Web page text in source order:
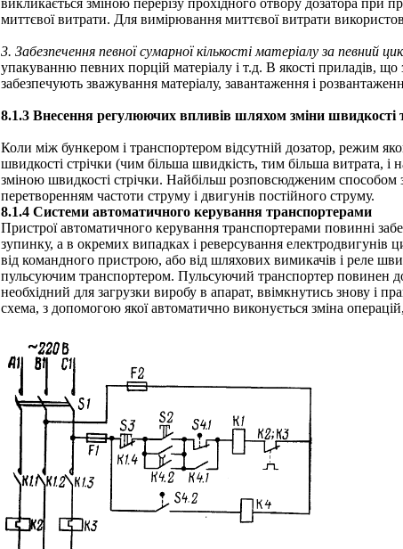
викликається зміною перерізу прохідного отвору дозатора при
миттєвої витрати. Для вимірювання миттєвої витрати
3. Забезпечення певної сумарної кількості матеріалу за певний
упакуванню певних порцій матеріалу і т.д. В якості приладів,
забезпечують зважування матеріалу, завантаження і
8.1.3 Внесення регулюючих впливів шляхом зміни швидкості
Коли між бункером і транспортером відсутній дозатор, режим
швидкості стрічки (чим більша швидкість, тим більша витрата,
зміною швидкості стрічки. Найбільш розповсюдженим способом
перетворенням частоти струму і двигунів постійного струму.
8.1.4 Системи автоматичного керування транспортерами
Пристрої автоматичного керування транспортерами повинні
зупинку, а в окремих випадках і реверсування електродвигунів
від командного пристрою, або від шляхових вимикачів і реле
пульсуючим транспортером. Пульсуючий транспортер повинен
необхідний для загрузки виробу в апарат, ввімкнутись знову і
схема, з допомогою якої автоматично виконується зміна